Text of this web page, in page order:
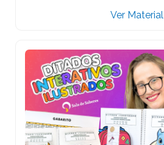
Ver Material